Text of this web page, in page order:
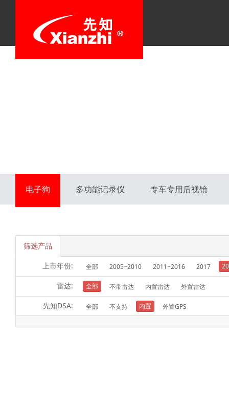
电子狗 多功能记录仪 专车专用后视镜
筛选产品
上市年份: 全部 2005~2010 2011~2016 2017
雷达: 全部 不带雷达 内置雷达 外置雷达
先知DSA: 全部 不支持 内置 外置GPS